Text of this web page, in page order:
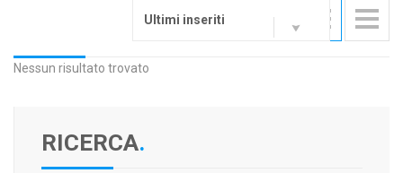
Ultimi inseriti
Nessun risultato trovato
RICERCA.